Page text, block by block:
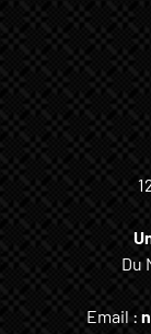
Du
Email :